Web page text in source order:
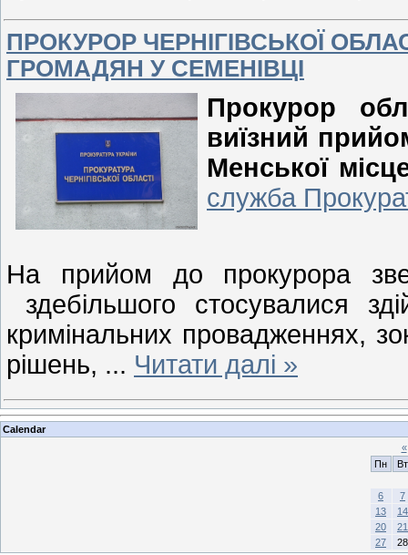
ПРОКУРОР ЧЕРНІГІВСЬКОЇ
ГРОМАДЯН У СЕМЕНІВЦІ
Прокурор
виїзний
Менської
служба
На прийом до прокурора
здебільшого стосувалися
кримінальних провадженнях,
рішень, ... Читати далі »
Calendar
«
Пн
Вт
6
7
13
14
20
21
27
28